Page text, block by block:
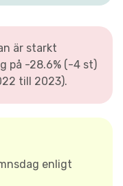
är starkt
på -28.6% (-4 st)
till 2023).
enligt